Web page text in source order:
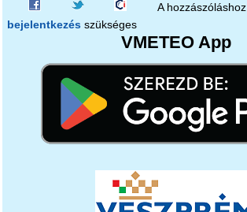
A hozzászóláshoz
bejelentkezés szükséges
VMETEO App